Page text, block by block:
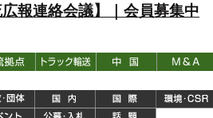
報連絡会議】｜会員募集中